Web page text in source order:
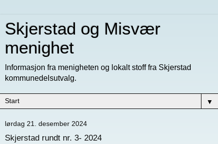
Skjerstad og Misvær
menighet
Informasjon fra menigheten og lokalt stoff fra Skjerstad
kommunedelsutvalg.
▼
lørdag 21. desember 2024
Skjerstad rundt nr. 3- 2024